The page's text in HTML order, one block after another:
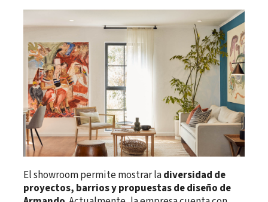
El showroom permite mostrar ladiversidad de
proyectos, barrios y propuestas de diseño de